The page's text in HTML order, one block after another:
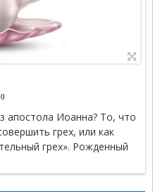
0
апостола Иоанна? То, что
грех, или как
грех». Рожденный